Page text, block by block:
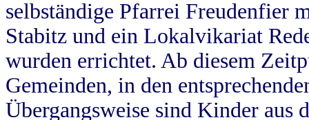
selbständige Pfarrei Freudenfier
Stabitz und ein Lokalvikariat
wurden errichtet. Ab diesem
Gemeinden, in den
Übergangsweise sind Kinder aus